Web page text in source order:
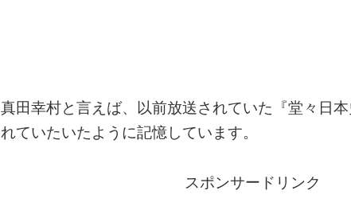
真田幸村と言えば、以前放送されていた『堂々日
れていたいたように記憶しています。
スポンサードリンク